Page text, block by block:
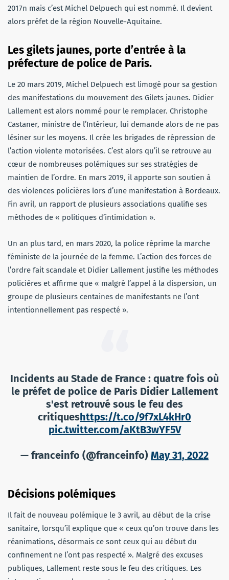
2017n mais c’est Michel Delpuech qui est nommé. Il devient
alors préfet de la région Nouvelle-Aquitaine.
Les gilets jaunes, porte d’entrée à la
préfecture de police de Paris.
Le 20 mars 2019, Michel Delpuech est limogé pour sa gestion
des manifestations du mouvement des Gilets jaunes. Didier
Lallement est alors nommé pour le remplacer. Christophe
Castaner, ministre de l’Intérieur, lui demande alors de ne pas
lésiner sur les moyens. Il crée les brigades de répression de
l’action violente motorisées. C’est alors qu’il se retrouve au
cœur de nombreuses polémiques sur ses stratégies de
maintien de l’ordre. En mars 2019, il apporte son soutien à
des violences policières lors d’une manifestation à Bordeaux.
Fin avril, un rapport de plusieurs associations qualifie ses
méthodes de « politiques d’intimidation ».
Un an plus tard, en mars 2020, la police réprime la marche
féministe de la journée de la femme. L’action des forces de
l’ordre fait scandale et Didier Lallement justifie les méthodes
policières et affirme que « malgré l’appel à la dispersion, un
groupe de plusieurs centaines de manifestants ne l’ont
intentionnellement pas respecté ».
Incidents au Stade de France : quatre fois où
le préfet de police de Paris Didier Lallement
s'est retrouvé sous le feu des
critiqueshttps://t.co/9f7xL4kHr0
pic.twitter.com/aKtB3wYF5V
— franceinfo (@franceinfo) May 31, 2022
Décisions polémiques
Il fait de nouveau polémique le 3 avril, au début de la crise
sanitaire, lorsqu’il explique que « ceux qu’on trouve dans les
réanimations, désormais ce sont ceux qui au début du
confinement ne l’ont pas respecté ». Malgré des excuses
publiques, Lallement reste sous le feu des critiques. Les